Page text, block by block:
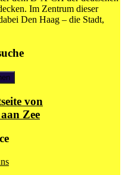
Im Zentrum dieser
Den Haag – die Stadt,
von
Zee